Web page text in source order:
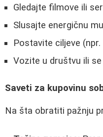
Gledajte filmove ili
Slusajte energičnu
Postavite ciljeve
Vozite u društvu ili
Saveti za kupovinu
Na šta obratiti pažnju